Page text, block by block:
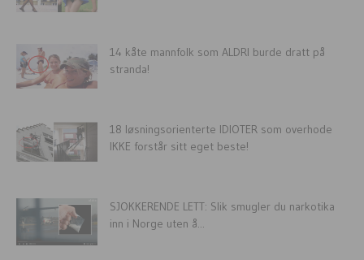
14 kåte mannfolk som ALDRI burde dratt på
stranda!
18 løsningsorienterte IDIOTER som overhode
IKKE forstår sitt eget beste!
SJOKKERENDE LETT: Slik smugler du narkotika
inn i Norge uten å...